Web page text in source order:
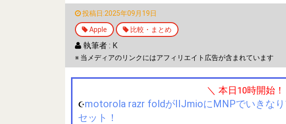
投稿日:2025年09月19日
Apple 比較・まとめ
執筆者 : K
※ 当メディアのリンクにはアフィリエイト広告が含まれています
＼ 本日10時開始！
☪️motorola razr foldがIIJmioにMNPでいきな
セット！